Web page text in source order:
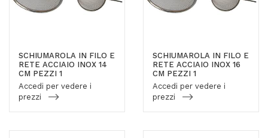
SCHIUMAROLA IN FILO E
RETE ACCIAIO INOX 14
CM PEZZI 1
Accedi per vedere i
prezzi
SCHIUMAROLA IN FILO E
RETE ACCIAIO INOX 16
CM PEZZI 1
Accedi per vedere i
prezzi